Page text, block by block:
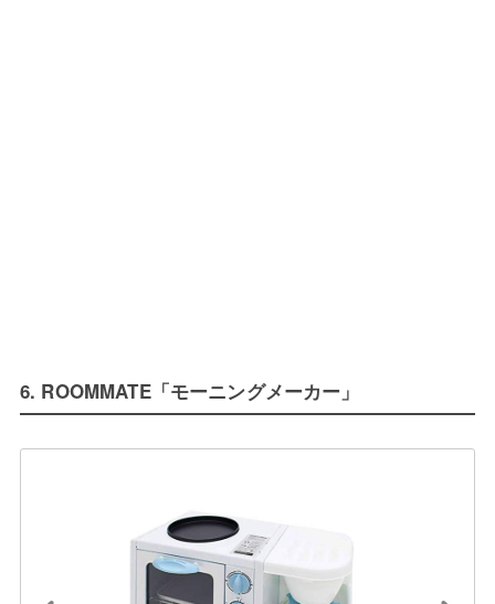
6. ROOMMATE「モーニングメーカー」